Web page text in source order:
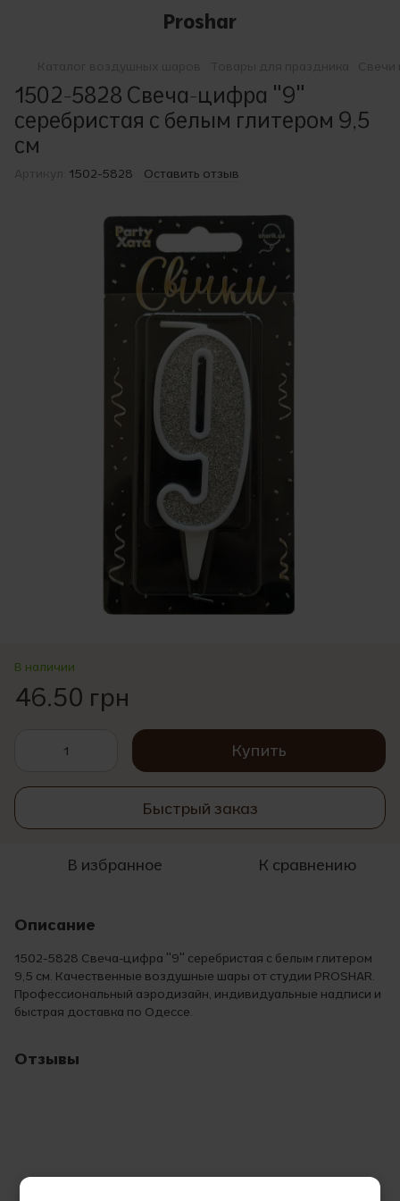
Proshar
1502-5828 Свеча-цифра "9"
серебристая с белым глитером 9,5
см
1502-5828 Оставить отзыв
В наличии
46.50 грн
Купить
Быстрый заказ
В избранное К сравнению
Описание
1502-5828 Свеча-цифра "9" серебристая с белым глитером
9,5 см. Качественные воздушные шары от студии PROSHAR.
Профессиональный аэродизайн, индивидуальные надписи и
быстрая доставка по Одессе.
Отзывы